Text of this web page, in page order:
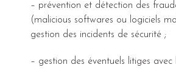
– prévention et détection des
(malicious softwares ou logiciels
gestion des incidents de sécurité ;
– gestion des éventuels litiges avec